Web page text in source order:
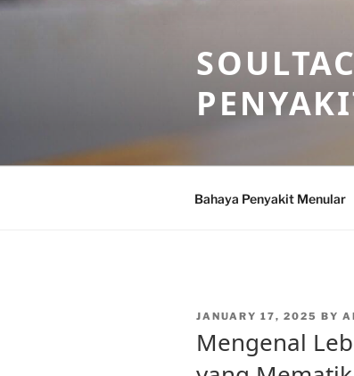
Skip
Bahaya Penyakit Menular
POSTED
JANUARY 17, 2025 BY
Mengenal